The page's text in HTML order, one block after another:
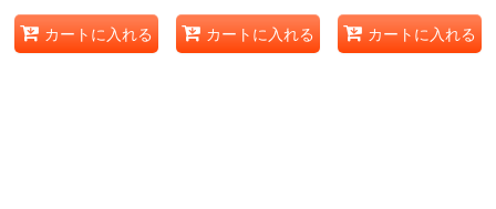
カートに入れる カートに入れる カートに入れる